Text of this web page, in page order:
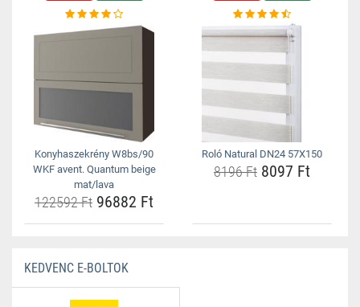
Konyhaszekrény W8bs/90
WKF avent. Quantum beige
mat/lava
122592 Ft 96882 Ft
Roló Natural DN24 57X150
8196 Ft 8097 Ft
KEDVENC E-BOLTOK